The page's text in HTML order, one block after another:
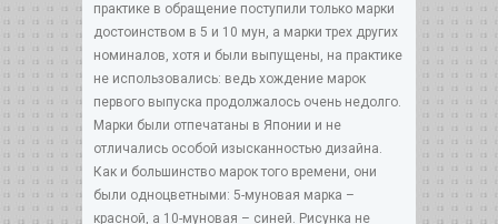
практике в обращение поступили только марки
достоинством в 5 и 10 мун, а марки трех других
номиналов, хотя и были выпущены, на практике
не использовались: ведь хождение марок
первого выпуска продолжалось очень недолго.
Марки были отпечатаны в Японии и не
отличались особой изысканностью дизайна.
Как и большинство марок того времени, они
были одноцветными: 5-муновая марка –
красной, а 10-муновая – синей. Рисунка не